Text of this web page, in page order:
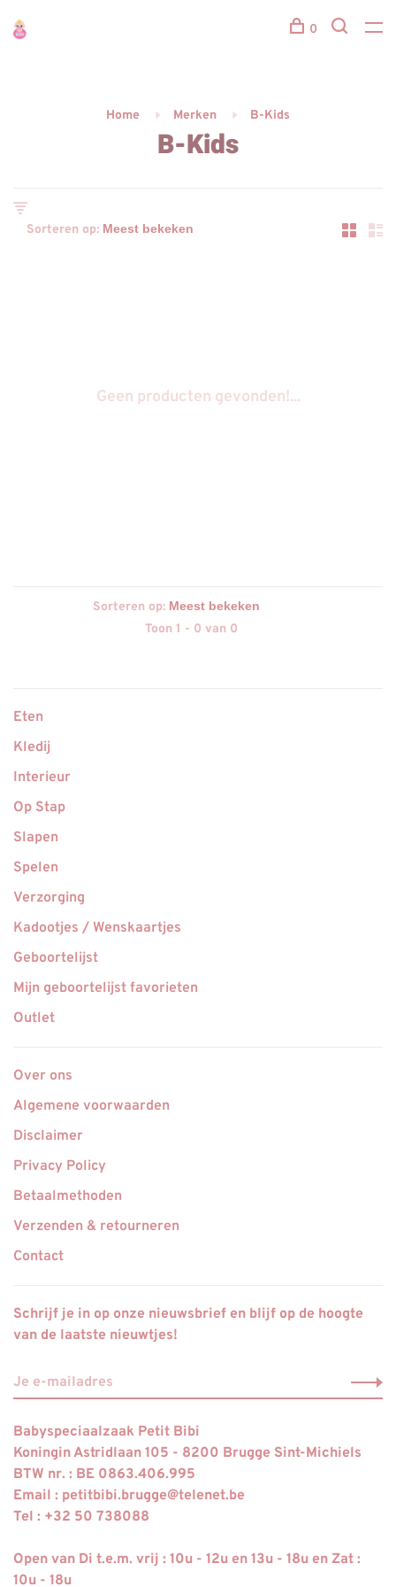
0
Home Merken B-Kids
B-Kids
Sorteren op:
Geen producten gevonden!...
Sorteren op:
Toon 1 - 0 van 0
Eten
Kledij
Interieur
Op Stap
Slapen
Spelen
Verzorging
Kadootjes / Wenskaartjes
Geboortelijst
Mijn geboortelijst favorieten
Outlet
Over ons
Algemene voorwaarden
Disclaimer
Privacy Policy
Betaalmethoden
Verzenden & retourneren
Contact
Schrijf je in op onze nieuwsbrief en blijf op de hoogte
van de laatste nieuwtjes!
Babyspeciaalzaak Petit Bibi
Koningin Astridlaan 105 - 8200 Brugge Sint-Michiels
BTW nr. : BE 0863.406.995
Email : petitbibi.brugge@telenet.be
Tel : +32 50 738088
Open van Di t.e.m. vrij : 10u - 12u en 13u - 18u en Zat :
10u - 18u